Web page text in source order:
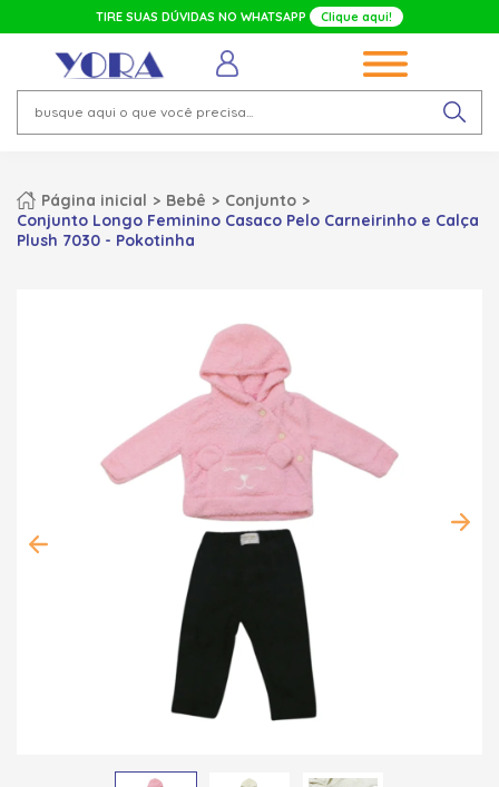
TIRE SUAS DÚVIDAS NO WHATSAPP Clique aqui!
Página inicial Bebê
Conjunto
Conjunto Longo Feminino Casaco Pelo Carneirinho e Calça
Plush 7030 - Pokotinha